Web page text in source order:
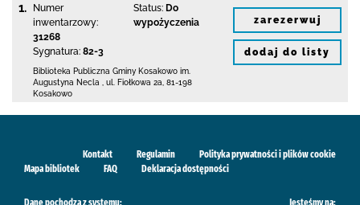
1.
Numer
inwentarzowy:
31268
Sygnatura: 82-3
Status: Do
wypożyczenia
Biblioteka Publiczna Gminy Kosakowo im.
Augustyna Necla
ul. Fiołkowa 2a 81-198
Kosakowo
zarezerwuj
dodaj do listy
Kontakt Regulamin
Polityka prywatności i plików cookie
Mapa bibliotek
FAQ Deklaracja dostępności
Dane pochodzą z systemu: Jesteśmy na: